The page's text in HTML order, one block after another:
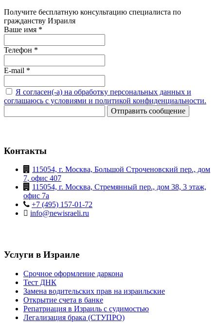
Получите бесплатную консультацию специалиста по
гражданству Израиля
Ваше имя *
Телефон *
E-mail *
Я согласен(-а) на обработку персональных данных и
соглашаюсь с условиями и политикой конфиденциальности.
Отправить сообщение
Контакты
115054, г. Москва, Большой Строченовский пер., дом
7, офис 407
115054, г. Москва, Стремянный пер., дом 38, 3 этаж,
офис 7а
+7 (495) 157-01-72
info@newisraeli.ru
Услуги в Израиле
Срочное оформление даркона
Тест ДНК
Замена водительских прав на израильские
Открытие счета в банке
Репатриация в Израиль с судимостью
Легализация брака (СТУПРО)